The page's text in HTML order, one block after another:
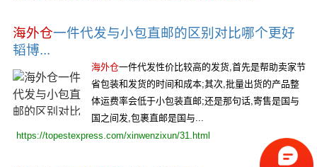
海外仓一件代发与小包直邮的区别对比哪个更好
韬博...
海外仓一件代发性价比较高的发货,首先是帮助卖家节
省包装和发货的时间和成本;其次,批量出货的产品整
体运费率会低于小包装直邮;还是那句话,寄售是国与
国之间发,包裹直邮是国与...
https://topestexpress.com/xinwenzixun/31.html